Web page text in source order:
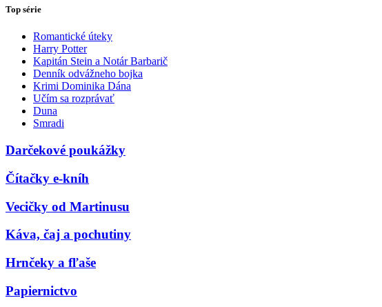
Top série
Romantické úteky
Harry Potter
Kapitán Stein a Notár Barbarič
Denník odvážneho bojka
Krimi Dominika Dána
Učím sa rozprávať
Duna
Smradi
Darčekové poukážky
Čítačky e-kníh
Vecičky od Martinusu
Káva, čaj a pochutiny
Hrnčeky a fľaše
Papiernictvo